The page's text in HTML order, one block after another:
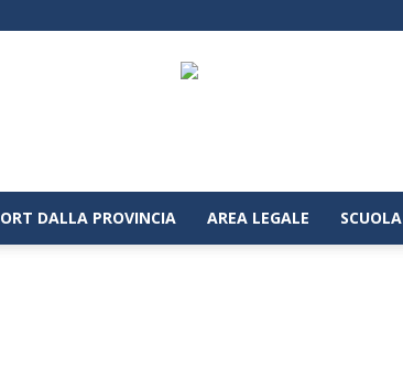
DALLA PROVINCIA AREA LEGALE SCUOLA